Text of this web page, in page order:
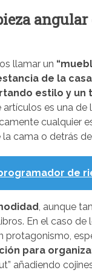
llamar un
de la casa
estilo y un
es una de
cualquier
cama o detrás
de
, aunque
En el caso de
protagonismo,
para
añadiendo